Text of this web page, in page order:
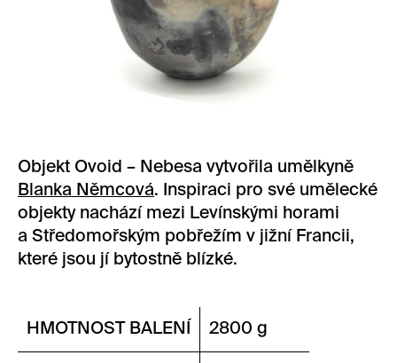
Objekt Ovoid – Nebesa vytvořila umělkyně
Blanka Němcová. Inspiraci pro své umělecké
objekty nachází mezi Levínskými horami
a Středomořským pobřežím v jižní Francii,
které jsou jí bytostně blízké.
HMOTNOST BALENÍ 2800 g